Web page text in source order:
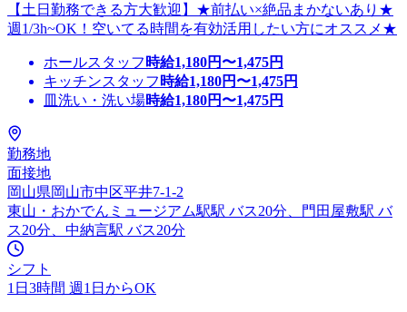
【土日勤務できる方大歓迎】★前払い×絶品まかないあり★
週1/3h~OK！空いてる時間を有効活用したい方にオススメ★
ホールスタッフ 時給1,180円〜1,475円
キッチンスタッフ 時給1,180円〜1,475円
皿洗い・洗い場時給1,180円〜1,475円
勤務地
面接地
岡山県岡山市中区平井7-1-2
東山・おかでんミュージアム駅駅 バス20分、門田屋敷駅 バ
ス20分、中納言駅 バス20分
シフト
1日3時間 週1日からOK